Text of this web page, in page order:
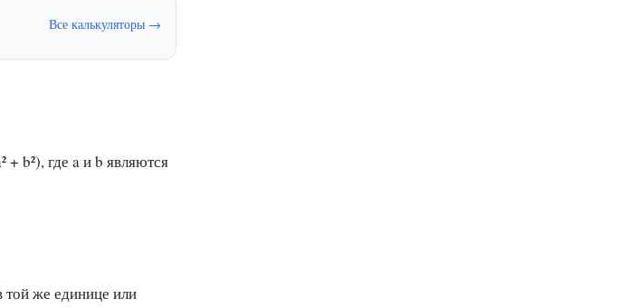
Все калькуляторы →
b²), где a и b являются
той же единице или